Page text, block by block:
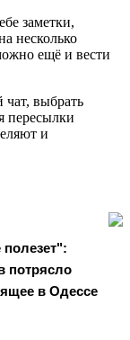
заметки,
несколько
ещё и вести
чат, выбрать
пересылки
и
потрясло
в Одессе